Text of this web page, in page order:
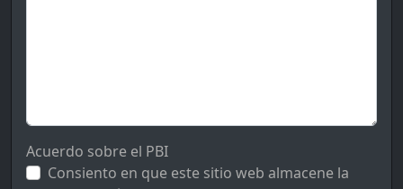
Acuerdo sobre el PBI
Consiento en que este sitio web almacene la